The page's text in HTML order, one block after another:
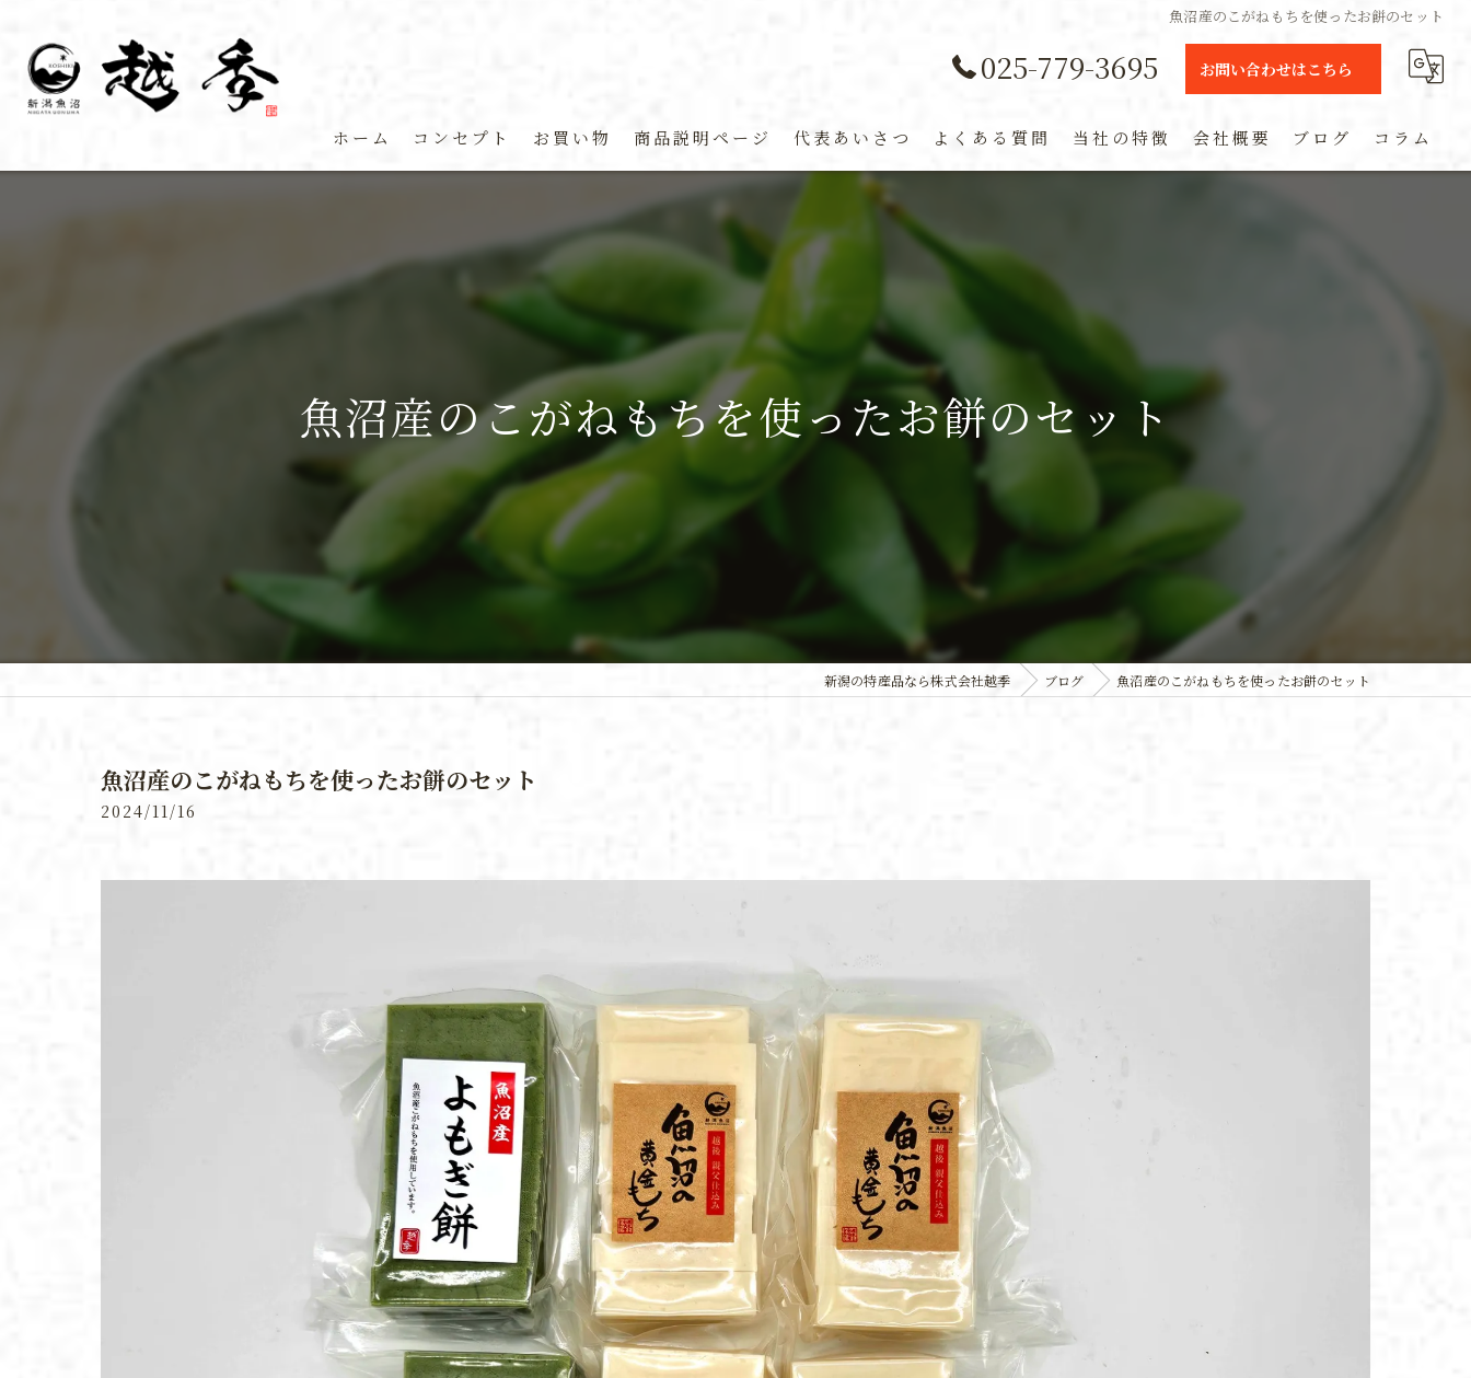
魚沼産のこがねもちを使ったお餅のセット
025-779-3695 お問い合わせはこちら
ホーム コンセプト お買い物 商品説明ページ 代表あいさつ よくある質問 当社の特徴
通販
お土産
会社概要 ブログ コラム
魚沼産のこがねもちを使ったお餅のセット
新潟の特産品なら株式会社越季 ブログ 魚沼産のこがねもちを使ったお餅のセット
魚沼産のこがねもちを使ったお餅のセット
2024/11/16